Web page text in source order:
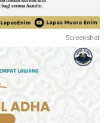
Screenshot